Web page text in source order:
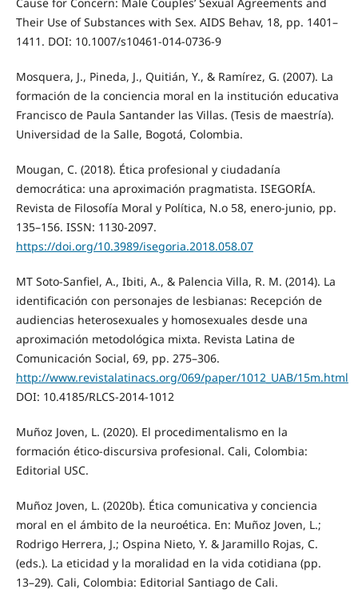
Their Use of Substances with Sex. AIDS Behav, 18, pp. 1401–
1411. DOI: 10.1007/s10461-014-0736-9
Mosquera, J., Pineda, J., Quitián, Y., & Ramírez, G. (2007). La
formación de la conciencia moral en la institución educativa
Francisco de Paula Santander las Villas. (Tesis de maestría).
Universidad de la Salle, Bogotá, Colombia.
Mougan, C. (2018). Ética profesional y ciudadanía
democrática: una aproximación pragmatista. ISEGORÍA.
Revista de Filosofía Moral y Política, N.o 58, enero-junio, pp.
135–156. ISSN: 1130-2097.
https://doi.org/10.3989/isegoria.2018.058.07
MT Soto-Sanfiel, A., Ibiti, A., & Palencia Villa, R. M. (2014). La
identificación con personajes de lesbianas: Recepción de
audiencias heterosexuales y homosexuales desde una
aproximación metodológica mixta. Revista Latina de
Comunicación Social, 69, pp. 275–306.
http://www.revistalatinacs.org/069/paper/1012_UAB/15m.html
DOI: 10.4185/RLCS-2014-1012
Muñoz Joven, L. (2020). El procedimentalismo en la
formación ético-discursiva profesional. Cali, Colombia:
Editorial USC.
Muñoz Joven, L. (2020b). Ética comunicativa y conciencia
moral en el ámbito de la neuroética. En: Muñoz Joven, L.;
Rodrigo Herrera, J.; Ospina Nieto, Y. & Jaramillo Rojas, C.
(eds.). La eticidad y la moralidad en la vida cotidiana (pp.
13–29). Cali, Colombia: Editorial Santiago de Cali.